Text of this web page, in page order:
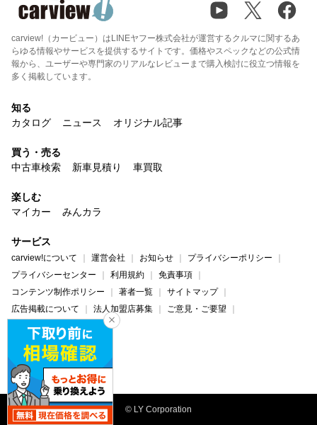
carview!（カービュー）はLINEヤフー株式会社が運営するクルマに関するあ
らゆる情報やサービスを提供するサイトです。価格やスペックなどの公式情
報から、ユーザーや専門家のリアルなレビューまで購入検討に役立つ情報を
多く掲載しています。
知る
カタログ
ニュース オリジナル記事
買う・売る
中古車検索
新車見積り 車買取
楽しむ
マイカー
みんカラ
サービス
carview!について 運営会社 お知らせ
プライバシーポリシー
プライバシーセンター
利用規約
免責事項
コンテンツ制作ポリシー
著者一覧
サイトマップ
広告掲載について
法人加盟店募集
ご意見・ご要望
ヘルプ・お問い合わせ
carview! Yahoo! JAPAN
© LY Corporation